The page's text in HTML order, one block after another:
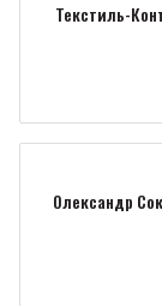
Текстиль-
Олександр